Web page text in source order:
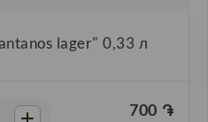
lager" 0,33 л
700 ֏